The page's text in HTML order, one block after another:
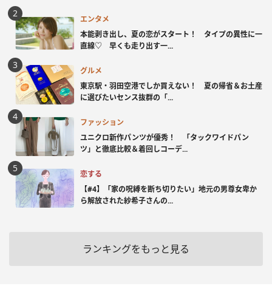
エンタメ
本能剥き出し、夏の恋がスタート！ タイプの異性に一
直線♡ 早くも走り出す一...
グルメ
東京駅・羽田空港でしか買えない！ 夏の帰省＆お土産
に選びたいセンス抜群の「...
ファッション
ユニクロ新作パンツが優秀！ 「タックワイドパン
ツ」と徹底比較＆着回しコーデ...
恋する
【#4】「家の呪縛を断ち切りたい」地元の男尊女卑か
ら解放された紗希子さんの...
ランキングをもっと見る